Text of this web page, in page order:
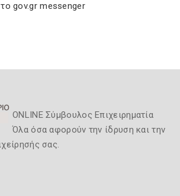
το gov.gr messenger
ONLINE Σύμβουλος Επιχειρηματία
Όλα όσα αφορούν την ίδρυση και την
σας.